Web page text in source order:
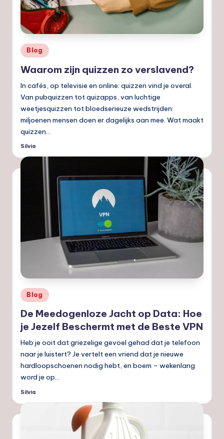
nl
Geplaatst
in
Blog
Waarom zijn quizzen zo verslavend?
In cafés, op televisie en online: quizzen vind je overal.
Van pubquizzen tot quizapps, van luchtige
weetjesquizzen tot bloedserieuze wedstrijden:
miljoenen mensen doen er dagelijks aan mee. Wat maakt
quizzen…
Geplaatst
Silvia
Geplaatst
in
Blog
De Meedogenloze Jacht op Data: Hoe
je Jezelf Beschermt met de Beste VPN
Heb je ooit dat griezelige gevoel gehad dat je telefoon
naar je luistert? Je vertelt een vriend dat je nieuwe
hardloopschoenen nodig hebt, en boem – wekenlang
word je op…
Geplaatst
Silvia